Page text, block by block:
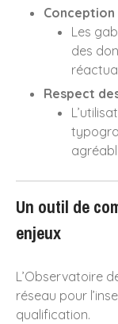
Conception
Les
des
Respect
Un outil de
enjeux
L’Observatoire
réseau pour
qualification.